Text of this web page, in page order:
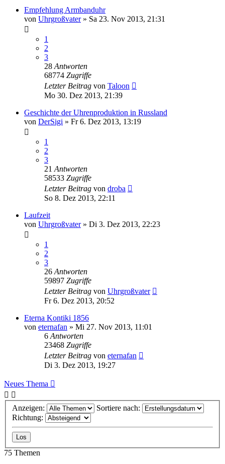
Empfehlung Armbanduhr
von Uhrgroßvater» Sa 23. Nov 2013, 21:31
1
2
3
28 Antworten
68774 Zugriffe
Letzter Beitrag von Taloon
Mo 30. Dez 2013, 21:39
Geschichte der Uhrenproduktion in Russland
von DerSigi » Fr 6. Dez 2013, 13:19
1
2
3
21 Antworten
58533 Zugriffe
Letzter Beitrag von droba
So 8. Dez 2013, 22:11
Laufzeit
von Uhrgroßvater» Di 3. Dez 2013, 22:23
1
2
3
26 Antworten
59897 Zugriffe
Letzter Beitrag von Uhrgroßvater
Fr 6. Dez 2013, 20:52
Eterna Kontiki 1856
von eternafan » Mi 27. Nov 2013, 11:01
6 Antworten
23468 Zugriffe
Letzter Beitrag von eternafan
Di 3. Dez 2013, 19:27
Neues Thema
Anzeigen:
Sortiere nach:
Richtung:
75 Themen